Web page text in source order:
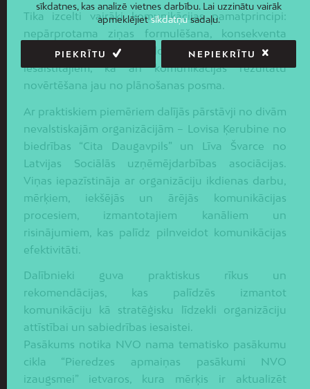
Tika izcelti vairāki komunikācijas pamatprincipi:
nepārprotama ziņas formulēšana, konsekventa
klātbūtne dažādos kanālos, personiska pateicība
iesaistītajiem, kā arī komunikācijas rezultātu
novērtēšana jau no plānošanas posma.
Ar praktiskiem piemēriem dalījās pārstāvji no divām
nevalstiskajām organizācijām – Lovisa Ķerubine no
biedrības “Cita Daugavpils” un Līva Švarce no
Latvijas Sociālās uzņēmējdarbības asociācijas.
Viņas iepazīstināja ar organizāciju ikdienas darbu,
mērķiem, iekšējās un ārējās komunikācijas
procesiem, izmantotajiem kanāliem un
risinājumiem, kas palīdz pilnveidot komunikācijas
efektivitāti.
Dalībnieki guva praktiskus rīkus un
rekomendācijas, kas palīdzēs izmantot
komunikāciju kā stratēģisku līdzekli organizāciju
attīstībai un sabiedrības iesaistei.
Pasākums notika NVO nama tematisko pasākumu
cikla “Pieredzes apmaiņas pasākumi NVO
izaugsmei” ietvaros, kura mērķis ir aktualizēt
sīkdatnes, kas analizē vietnes darbību. Lai uzzinātu vairāk
apmeklējietsīkdatņusadaļu.
PIEKRĪTU NEPIEKRĪTU